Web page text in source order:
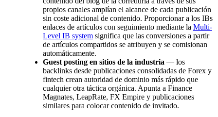
propios canales amplían el alcance de cada publicación
sin coste adicional de contenido. Proporcionar a los IBs
enlaces de artículos con seguimiento mediante la Multi-
Level IB system significa que las conversiones a partir
de artículos compartidos se atribuyen y se comisionan
automáticamente.
Guest posting en sitios de la industria — los
backlinks desde publicaciones consolidadas de Forex y
fintech crean autoridad de dominio más rápido que
cualquier otra táctica orgánica. Apunta a Finance
Magnates, LeapRate, FX Empire y publicaciones
similares para colocar contenido de invitado.